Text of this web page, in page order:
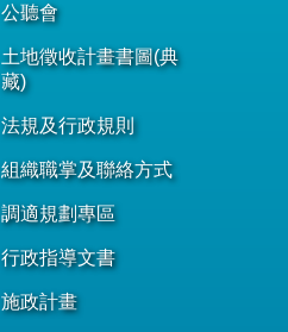
公聽會
土地徵收計畫書圖(典
藏)
法規及行政規則
組織職掌及聯絡方式
調適規劃專區
行政指導文書
施政計畫